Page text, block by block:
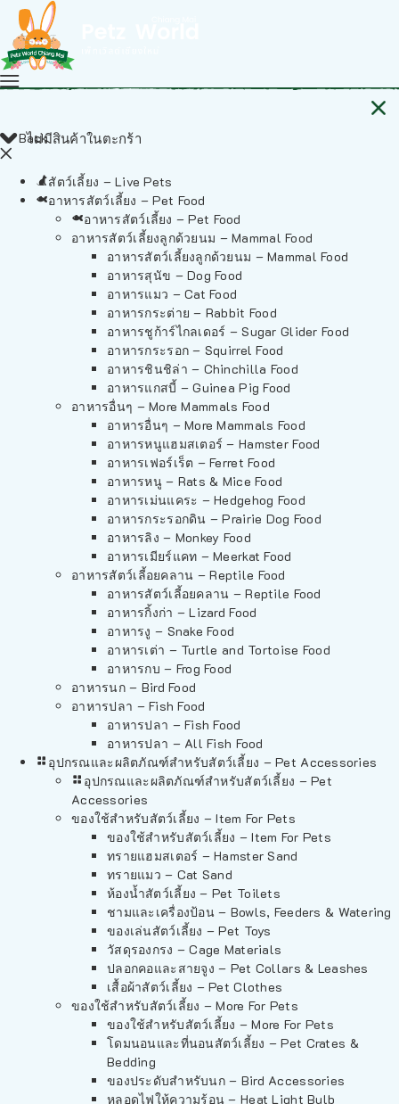
ไม่มีสินค้าในตะกร้า
Back
สัตว์เลี้ยง – Live Pets
อาหารสัตว์เลี้ยง – Pet Food
อาหารสัตว์เลี้ยง – Pet Food
อาหารสัตว์เลี้ยงลูกด้วยนม – Mammal Food
อาหารสัตว์เลี้ยงลูกด้วยนม – Mammal Food
อาหารสุนัข – Dog Food
อาหารแมว – Cat Food
อาหารกระต่าย – Rabbit Food
อาหารชูก้าร์ไกลเดอร์ – Sugar Glider Food
อาหารกระรอก – Squirrel Food
อาหารชินชิล่า – Chinchilla Food
อาหารแกสบี้ – Guinea Pig Food
อาหารอื่นๆ – More Mammals Food
อาหารอื่นๆ – More Mammals Food
อาหารหนูแฮมสเตอร์ – Hamster Food
อาหารเฟอร์เร็ต – Ferret Food
อาหารหนู – Rats & Mice Food
อาหารเม่นแคระ – Hedgehog Food
อาหารกระรอกดิน – Prairie Dog Food
อาหารลิง – Monkey Food
อาหารเมียร์แคท – Meerkat Food
อาหารสัตว์เลี้อยคลาน – Reptile Food
อาหารสัตว์เลี้อยคลาน – Reptile Food
อาหารกิ้งก่า – Lizard Food
อาหารงู – Snake Food
อาหารเต่า – Turtle and Tortoise Food
อาหารกบ – Frog Food
อาหารนก – Bird Food
อาหารปลา – Fish Food
อาหารปลา – Fish Food
อาหารปลา – All Fish Food
อุปกรณและผลิตภัณฑ์สำหรับสัตว์เลี้ยง – Pet Accessories
อุปกรณและผลิตภัณฑ์สำหรับสัตว์เลี้ยง – Pet
Accessories
ของใช้สำหรับสัตว์เลี้ยง – Item For Pets
ของใช้สำหรับสัตว์เลี้ยง – Item For Pets
ทรายแฮมสเตอร์ – Hamster Sand
ทรายแมว – Cat Sand
ห้องน้ำสัตว์เลี้ยง – Pet Toilets
ชามและเครื่องป้อน – Bowls, Feeders & Watering
ของเล่นสัตว์เลี้ยง – Pet Toys
วัสดุรองกรง – Cage Materials
ปลอกคอและสายจูง – Pet Collars & Leashes
เสื้อผ้าสัตว์เลี้ยง – Pet Clothes
ของใช้สำหรับสัตว์เลี้ยง – More For Pets
ของใช้สำหรับสัตว์เลี้ยง – More For Pets
โดมนอนและที่นอนสัตว์เลี้ยง – Pet Crates &
Bedding
ของประดับสำหรับนก – Bird Accessories
หลอดไฟให้ความร้อน – Heat Light Bulb